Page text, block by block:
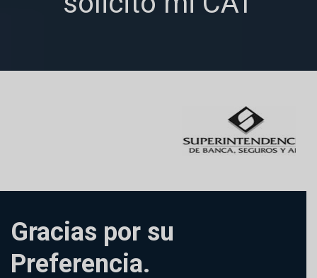
Gracias por su
Preferencia.